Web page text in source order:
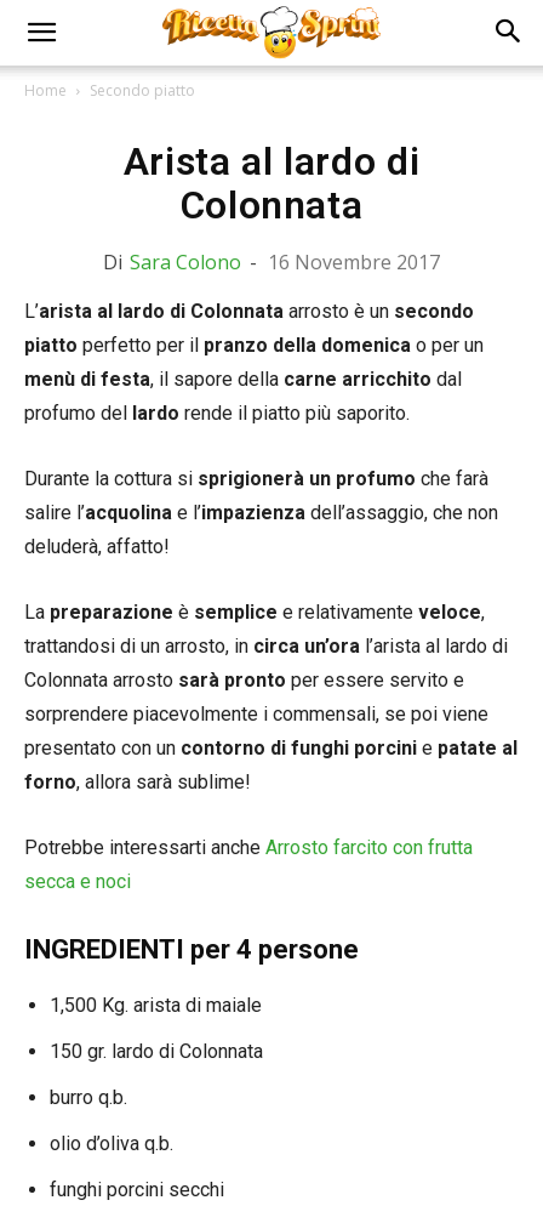
Home Secondo piatto
Arista al lardo di
Colonnata
Di Sara Colono - 16 Novembre 2017
L’arista al lardo di Colonnata arrosto è un secondo
piatto perfetto per il pranzo della domenica o per un
menù di festa, il sapore della carne arricchito dal
profumo del lardo rende il piatto più saporito.
Durante la cottura si sprigionerà un profumo che farà
salire l’acquolina e l’impazienza dell’assaggio, che non
deluderà, affatto!
La preparazione è semplice e relativamente veloce,
trattandosi di un arrosto, in circa un’ora l’arista al lardo di
Colonnata arrosto sarà pronto per essere servito e
sorprendere piacevolmente i commensali, se poi viene
presentato con un contorno di funghi porcini e patate al
forno, allora sarà sublime!
Potrebbe interessarti anche Arrosto farcito con frutta
secca e noci
INGREDIENTI per 4 persone
1,500 Kg. arista di maiale
150 gr. lardo di Colonnata
burro q.b.
olio d’oliva q.b.
funghi porcini secchi